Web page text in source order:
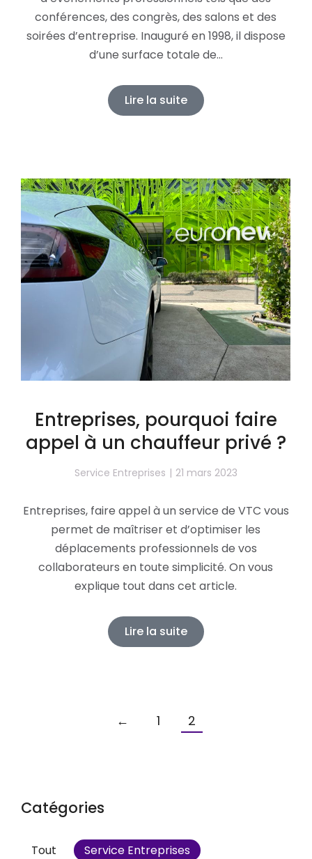
conférences, des congrès, des salons et des
soirées d’entreprise. Inauguré en 1998, il dispose
d’une surface totale de…
Lire la suite
Entreprises, pourquoi faire
appel à un chauffeur privé ?
Service Entreprises 21 mars 2023
Entreprises, faire appel à un service de VTC vous
permet de maîtriser et d’optimiser les
déplacements professionnels de vos
collaborateurs en toute simplicité. On vous
explique tout dans cet article.
Lire la suite
← 1 2
Catégories
Tout
Service Entreprises